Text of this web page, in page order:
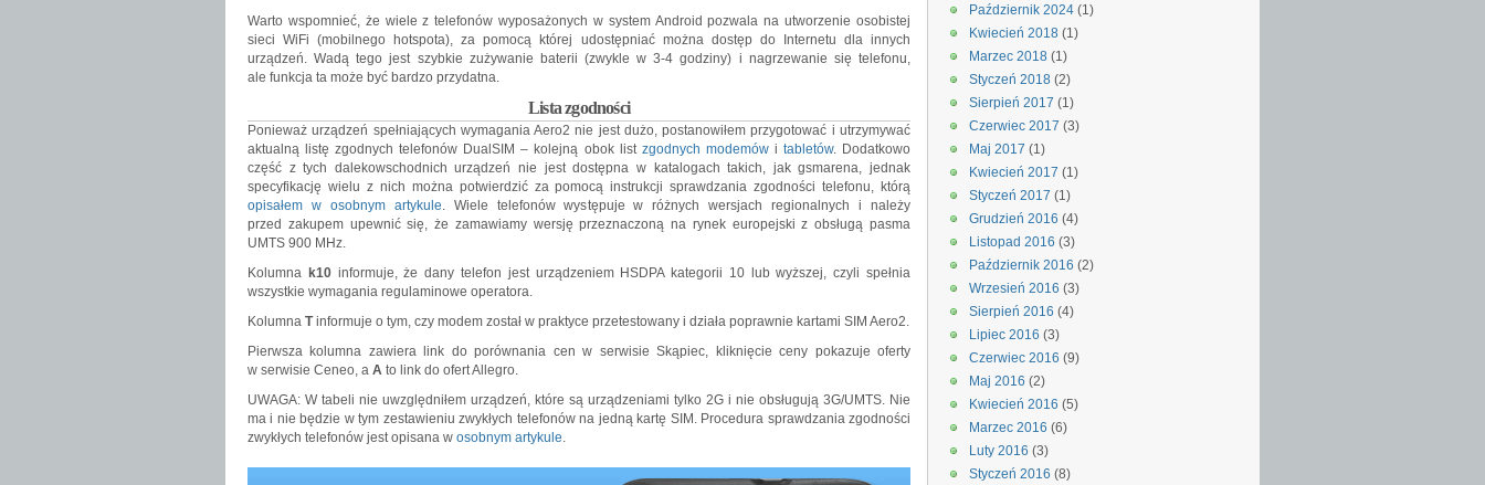
Warto wspomnieć, że wiele z telefonów wyposażonych w system Android pozwala na utworzenie osobistej
sieci WiFi (mobilnego hotspota), za pomocą której udostępniać można dostęp do Internetu dla innych
urządzeń. Wadą tego jest szybkie zużywanie baterii (zwykle w 3-4 godziny) i nagrzewanie się telefonu,
ale funkcja ta może być bardzo przydatna.
Lista zgodności
Ponieważ urządzeń spełniających wymagania Aero2 nie jest dużo, postanowiłem przygotować i utrzymywać
aktualną listę zgodnych telefonów DualSIM – kolejną obok list zgodnych modemów i tabletów. Dodatkowo
część z tych dalekowschodnich urządzeń nie jest dostępna w katalogach takich, jak gsmarena, jednak
specyfikację wielu z nich można potwierdzić za pomocą instrukcji sprawdzania zgodności telefonu, którą
opisałem w osobnym artykule. Wiele telefonów występuje w różnych wersjach regionalnych i należy
przed zakupem upewnić się, że zamawiamy wersję przeznaczoną na rynek europejski z obsługą pasma
UMTS 900 MHz.
Kolumna k10 informuje, że dany telefon jest urządzeniem HSDPA kategorii 10 lub wyższej, czyli spełnia
wszystkie wymagania regulaminowe operatora.
Kolumna Tinformuje o tym, czy modem został w praktyce przetestowany i działa poprawnie kartami SIM Aero2.
Pierwsza kolumna zawiera link do porównania cen w serwisie Skąpiec, kliknięcie ceny pokazuje oferty
w serwisie Ceneo, a A to link do ofert Allegro.
UWAGA: W tabeli nie uwzględniłem urządzeń, które są urządzeniami tylko 2G i nie obsługują 3G/UMTS. Nie
ma i nie będzie w tym zestawieniu zwykłych telefonów na jedną kartę SIM. Procedura sprawdzania zgodności
zwykłych telefonów jest opisana w osobnym artykule.
Październik 2024 (1)
Kwiecień 2018 (1)
Marzec 2018 (1)
Styczeń 2018 (2)
Sierpień 2017 (1)
Czerwiec 2017 (3)
Maj 2017 (1)
Kwiecień 2017 (1)
Styczeń 2017 (1)
Grudzień 2016 (4)
Listopad 2016 (3)
Październik 2016 (2)
Wrzesień 2016 (3)
Sierpień 2016 (4)
Lipiec 2016 (3)
Czerwiec 2016 (9)
Maj 2016 (2)
Kwiecień 2016 (5)
Marzec 2016 (6)
Luty 2016 (3)
Styczeń 2016 (8)